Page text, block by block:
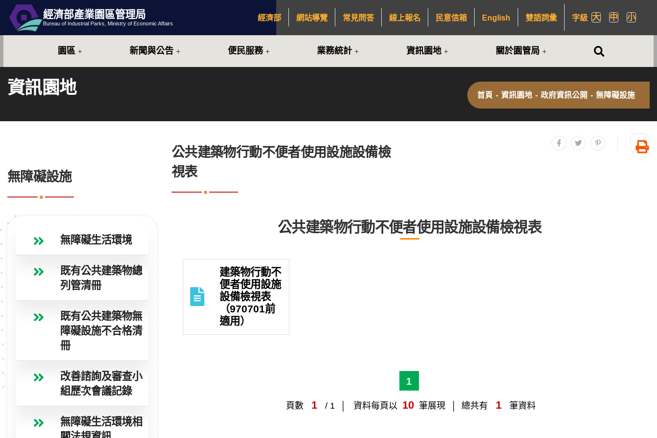
跳到主要內容
網站導覽
經濟部產業園區管理局
Bureau of Industrial Parks, Ministry of Economic Affairs
經濟部 網站導覽 常見問答 線上報名 民意信箱 English 雙語詞彙 字級 大 中 小
園區 新聞與公告 便民服務 業務統計 資訊園地 關於園管局
資訊園地 首頁 - 資訊園地 - 政府資訊公開 - 無障礙設施
無障礙設施
無障礙生活環境
既有公共建築物總
列管清冊
既有公共建築物無
障礙設施不合格清
冊
改善諮詢及審查小
組歷次會議記錄
無障礙生活環境相
公共建築物行動不便者使用設施設備檢
視表
分享至facebook
分享至twitter分享至plurk
友
公共建築物行動不便者使用設施設備檢視表
建築物行動不
便者使用設施
設備檢視表
（970701前
適用）
1
頁數 1 / 1 資料每頁以 10 筆展現 總共有 1 筆資料